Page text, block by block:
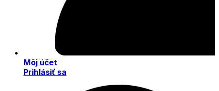
Môj účet
Prihlásiť sa